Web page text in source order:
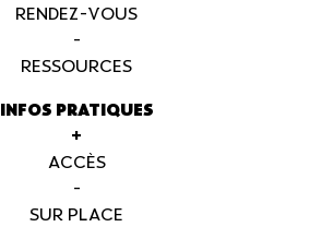
RENDEZ-VOUS
-
RESSOURCES
INFOS PRATIQUES
+
ACCÈS
-
SUR PLACE